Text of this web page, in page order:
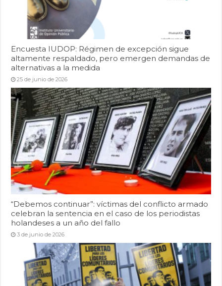
Encuesta IUDOP: Régimen de excepción sigue
altamente respaldado, pero emergen demandas de
alternativas a la medida
25 de junio de 2026
“Debemos continuar”: víctimas del conflicto armado
celebran la sentencia en el caso de los periodistas
holandeses a un año del fallo
3 de junio de 2026